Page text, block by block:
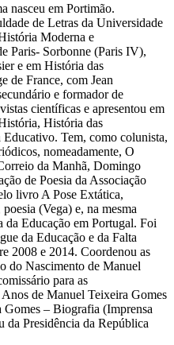
nasceu em Portimão.
de Letras da Universidade
Moderna e
Paris- Sorbonne (Paris IV),
e em História das
de France, com Jean
e formador de
científicas e apresentou em
História das
Educativo. Tem, como colunista,
nomeadamente, O
da Manhã, Domingo
de Poesia da Associação
livro A Pose Extática,
(Vega) e, na mesma
Educação em Portugal. Foi
da Educação e da Falta
2008 e 2014. Coordenou as
do Nascimento de Manuel
para as
de Manuel Teixeira Gomes
– Biografia (Imprensa
da Presidência da República